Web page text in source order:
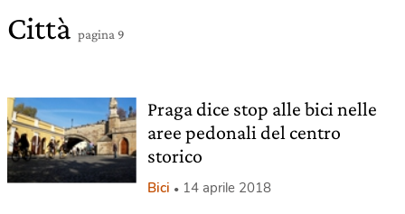
Città pagina 9
Praga dice stop alle bici nelle
aree pedonali del centro
storico
Bici 14 aprile 2018